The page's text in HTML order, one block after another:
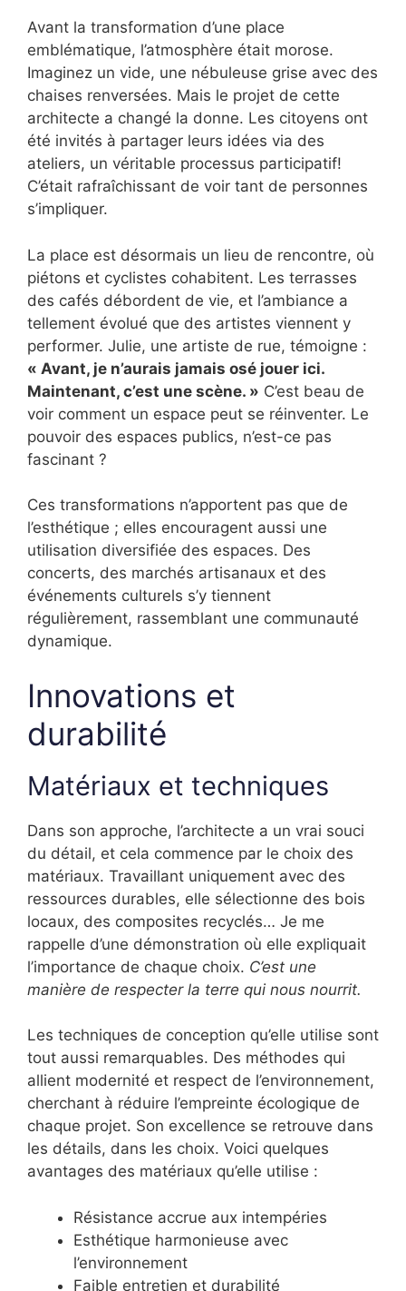
Avant la transformation d’une place
emblématique, l’atmosphère était morose.
Imaginez un vide, une nébuleuse grise avec des
chaises renversées. Mais le projet de cette
architecte a changé la donne. Les citoyens ont
été invités à partager leurs idées via des
ateliers, un véritable processus participatif!
C’était rafraîchissant de voir tant de personnes
s’impliquer.
La place est désormais un lieu de rencontre, où
piétons et cyclistes cohabitent. Les terrasses
des cafés débordent de vie, et l’ambiance a
tellement évolué que des artistes viennent y
performer. Julie, une artiste de rue, témoigne :
« Avant, je n’aurais jamais osé jouer ici.
Maintenant, c’est une scène. » C’est beau de
voir comment un espace peut se réinventer. Le
pouvoir des espaces publics, n’est-ce pas
fascinant ?
Ces transformations n’apportent pas que de
l’esthétique ; elles encouragent aussi une
utilisation diversifiée des espaces. Des
concerts, des marchés artisanaux et des
événements culturels s’y tiennent
régulièrement, rassemblant une communauté
dynamique.
Innovations et
durabilité
Matériaux et techniques
Dans son approche, l’architecte a un vrai souci
du détail, et cela commence par le choix des
matériaux. Travaillant uniquement avec des
ressources durables, elle sélectionne des bois
locaux, des composites recyclés… Je me
rappelle d’une démonstration où elle expliquait
l’importance de chaque choix. C’est une
manière de respecter la terre qui nous nourrit.
Les techniques de conception qu’elle utilise sont
tout aussi remarquables. Des méthodes qui
allient modernité et respect de l’environnement,
cherchant à réduire l’empreinte écologique de
chaque projet. Son excellence se retrouve dans
les détails, dans les choix. Voici quelques
avantages des matériaux qu’elle utilise :
Résistance accrue aux intempéries
Esthétique harmonieuse avec
l’environnement
Faible entretien et durabilité